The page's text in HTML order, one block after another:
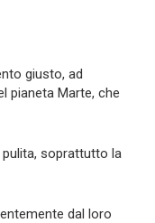
giusto, ad
pianeta Marte, che
soprattutto la
dal loro